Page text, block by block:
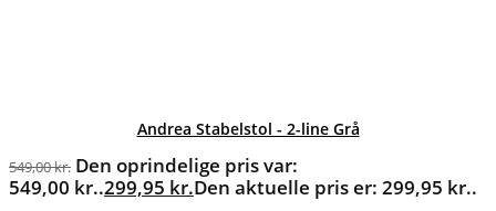
Andrea Stabelstol - 2-line Grå
549,00kr. Den oprindelige pris var:
549,00 kr..299,95 kr.Den aktuelle pris er: 299,95 kr..